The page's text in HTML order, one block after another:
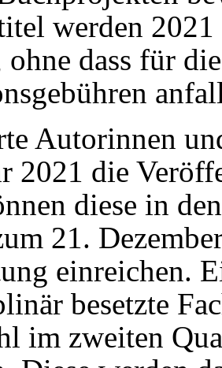
werden
dass für
Autorinnen
2021 die
diese in
21.
einreichen.
besetzte
im zweiten